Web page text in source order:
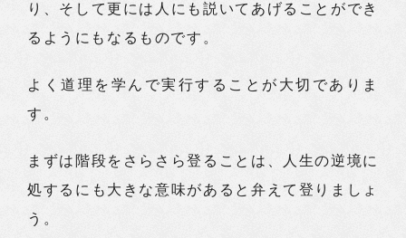
り、そして更には人にも説いてあげることができ
るようにもなるものです。
よく道理を学んで実行することが大切でありま
す。
まずは階段をさらさら登ることは、人生の逆境に
処するにも大きな意味があると弁えて登りましょ
う。